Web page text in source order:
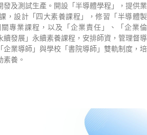
發及測試生產。開設「半導體學程」，提供業
，設計「四大素養課程」，修習「半導體製
專業課程，以及「企業責任」、「企業倫
續發展」永續素養課程，安排師資，管理督導
企業導師」與學校「書院導師」雙軌制度，培
養。